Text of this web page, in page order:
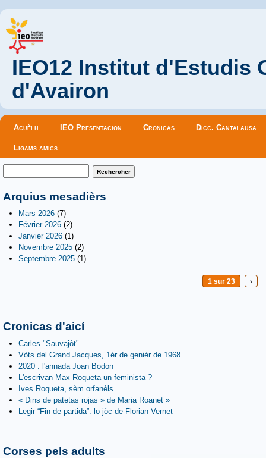
IEO12 Institut d'Estudis
d'Avairon
Menu principal
Acuèlh IEO Presentacion Cronicas Dicc. Cantalausa
Ligams amics
Formulaire de recherche
Arquius mesadièrs
Mars 2026 (7)
Février 2026 (2)
Janvier 2026 (1)
Novembre 2025 (2)
Septembre 2025 (1)
1 sur 23 ›
Cronicas d'aicí
Carles "Sauvajòt"
Vòts del Grand Jacques, 1èr de genièr de 1968
2020 : l'annada Joan Bodon
L'escrivan Max Roqueta un feminista ?
Ives Roqueta, sèm orfanèls...
« Dins de patetas rojas » de Maria Roanet »
Legir “Fin de partida”: lo jòc de Florian Vernet
Corses pels adults